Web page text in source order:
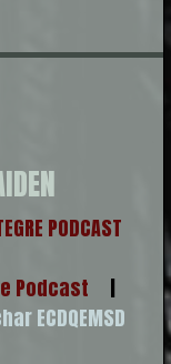
PODCAST
Podcast
|
ECDQEMSD